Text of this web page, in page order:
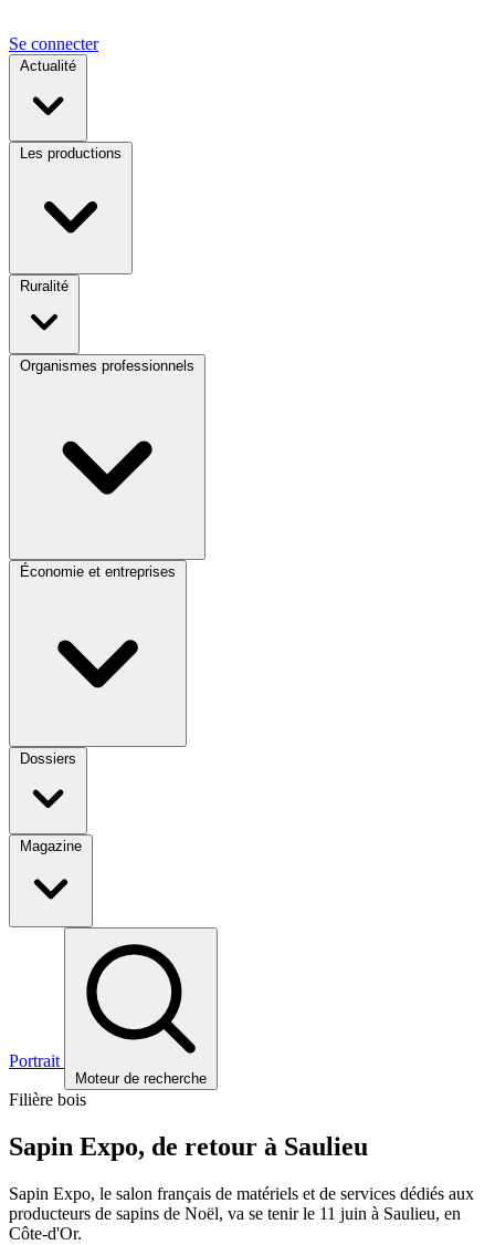
Se connecter
Actualité
Les productions
Ruralité
Organismes professionnels
Économie et entreprises
Dossiers
Magazine
Portrait
Moteur de recherche
Filière bois
Sapin Expo, de retour à Saulieu
Sapin Expo, le salon français de matériels et de services dédiés aux
producteurs de sapins de Noël, va se tenir le 11 juin à Saulieu, en
Côte-d'Or.